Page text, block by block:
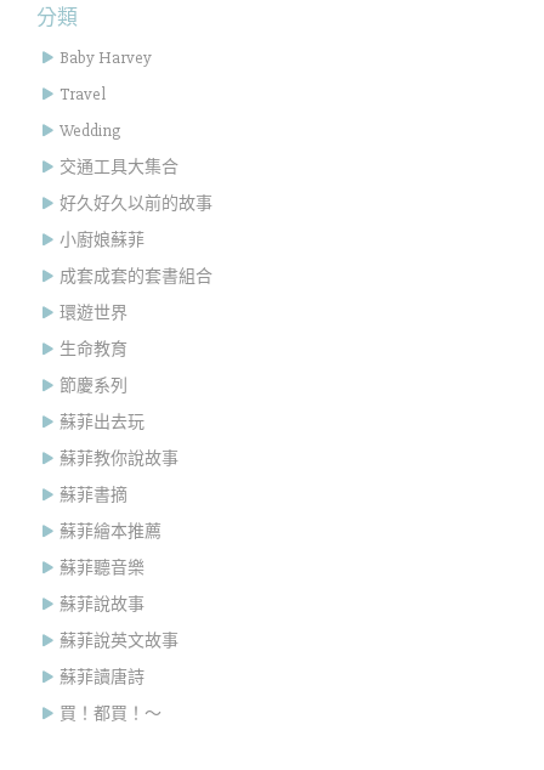
分類
Baby Harvey
Travel
Wedding
交通工具大集合
好久好久以前的故事
小廚娘蘇菲
成套成套的套書組合
環遊世界
生命教育
節慶系列
蘇菲出去玩
蘇菲教你說故事
蘇菲書摘
蘇菲繪本推薦
蘇菲聽音樂
蘇菲說故事
蘇菲說英文故事
蘇菲讀唐詩
買！都買！～